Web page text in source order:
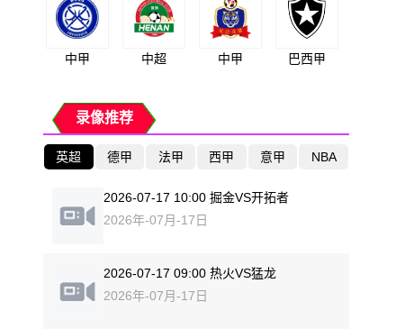
中甲 中超 中甲 巴西甲
录像推荐
英超 德甲 法甲 西甲 意甲 NBA
2026-07-17 10:00 掘金VS开拓者
2026年-07月-17日
2026-07-17 09:00 热火VS猛龙
2026年-07月-17日